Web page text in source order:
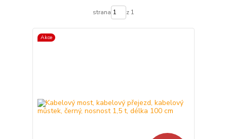
strana z 1
Akce